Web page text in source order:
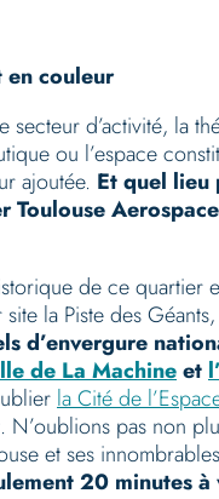
en couleur
secteur d’activité, la
ou l’espace
ajoutée. Et quel lieu
Toulouse
de ce quartier
la Piste des Géants,
d’envergure
de La Machineet
la Cité de
N’oublions pas non
et ses
20 minutes à